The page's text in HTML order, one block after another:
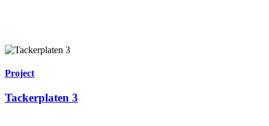
Project
Tackerplaten 3